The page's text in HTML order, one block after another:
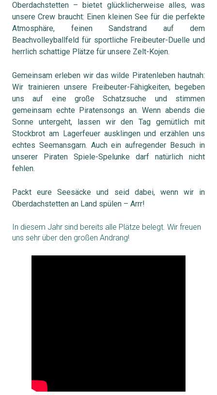
Oberdachstetten – bietet glücklicherweise alles, was
unsere Crew braucht: Einen kleinen See für die perfekte
Atmosphäre, feinen Sandstrand auf dem
Beachvolleyballfeld für sportliche Freibeuter-Duelle und
herrlich schattige Plätze für unsere Zelt-Kojen.
Gemeinsam erleben wir das wilde Piratenleben hautnah:
Wir trainieren unsere Freibeuter-Fähigkeiten, begeben
uns auf eine große Schatzsuche und stimmen
gemeinsam echte Piratensongs an. Wenn abends die
Sonne untergeht, lassen wir den Tag gemütlich mit
Stockbrot am Lagerfeuer ausklingen und erzählen uns
echtes Seemansgarn. Auch ein aufregender Besuch in
unserer Piraten Spiele-Spelunke darf natürlich nicht
fehlen.
Packt eure Seesäcke und seid dabei, wenn wir in
Oberdachstetten an Land spülen – Arrr!
In diesem Jahr sind bereits alle Plätze belegt. Wir freuen
uns sehr über den großen Andrang!